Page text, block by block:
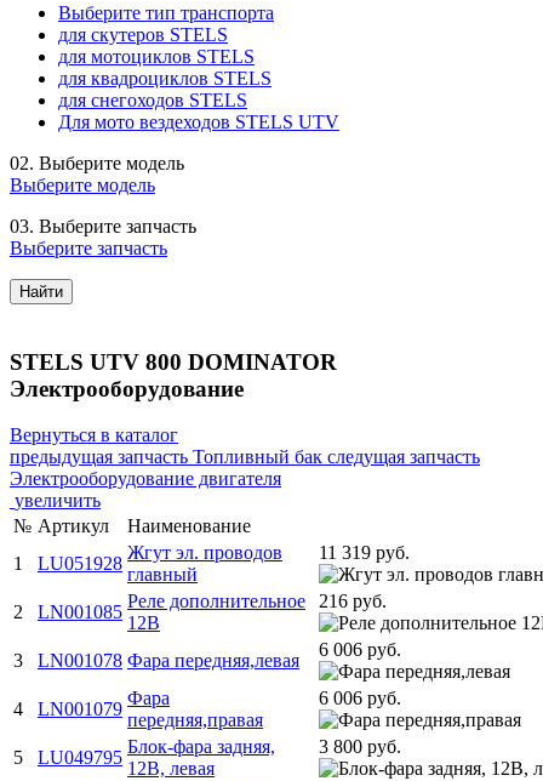
Выберите тип транспорта
для скутеров STELS
для мотоциклов STELS
для квадроциклов STELS
для снегоходов STELS
Для мото вездеходов STELS UTV
02. Выберите модель
Выберите модель
03. Выберите запчасть
Выберите запчасть
Найти
STELS UTV 800 DOMINATOR
Электрооборудование
Вернуться в каталог
предыдущая запчасть Топливный бак следущая запчасть
Электрооборудование двигателя
увеличить
№ Артикул
Наименование
1
LU051928
Жгут эл. проводов
главный
11 319 руб.
2 LN001085
Реле дополнительное
12B
216 руб.
3 LN001078 Фара передняя,левая
6 006 руб.
4 LN001079
Фара
передняя,правая
6 006 руб.
5 LU049795
Блок-фара задняя,
12В, левая
3 800 руб.